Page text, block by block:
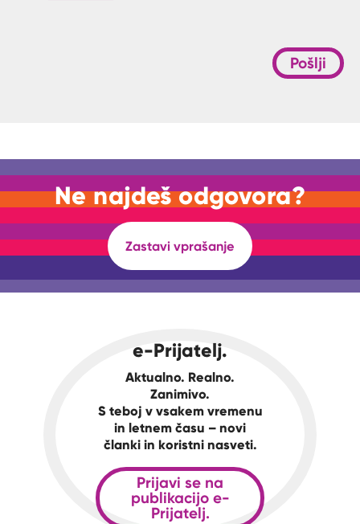
Pošlji
Ne najdeš odgovora?
Zastavi vprašanje
e-Prijatelj.
Aktualno. Realno.
Zanimivo.
S teboj v vsakem vremenu
in letnem času – novi
članki in koristni nasveti.
Prijavi se na
publikacijo e-
Prijatelj.